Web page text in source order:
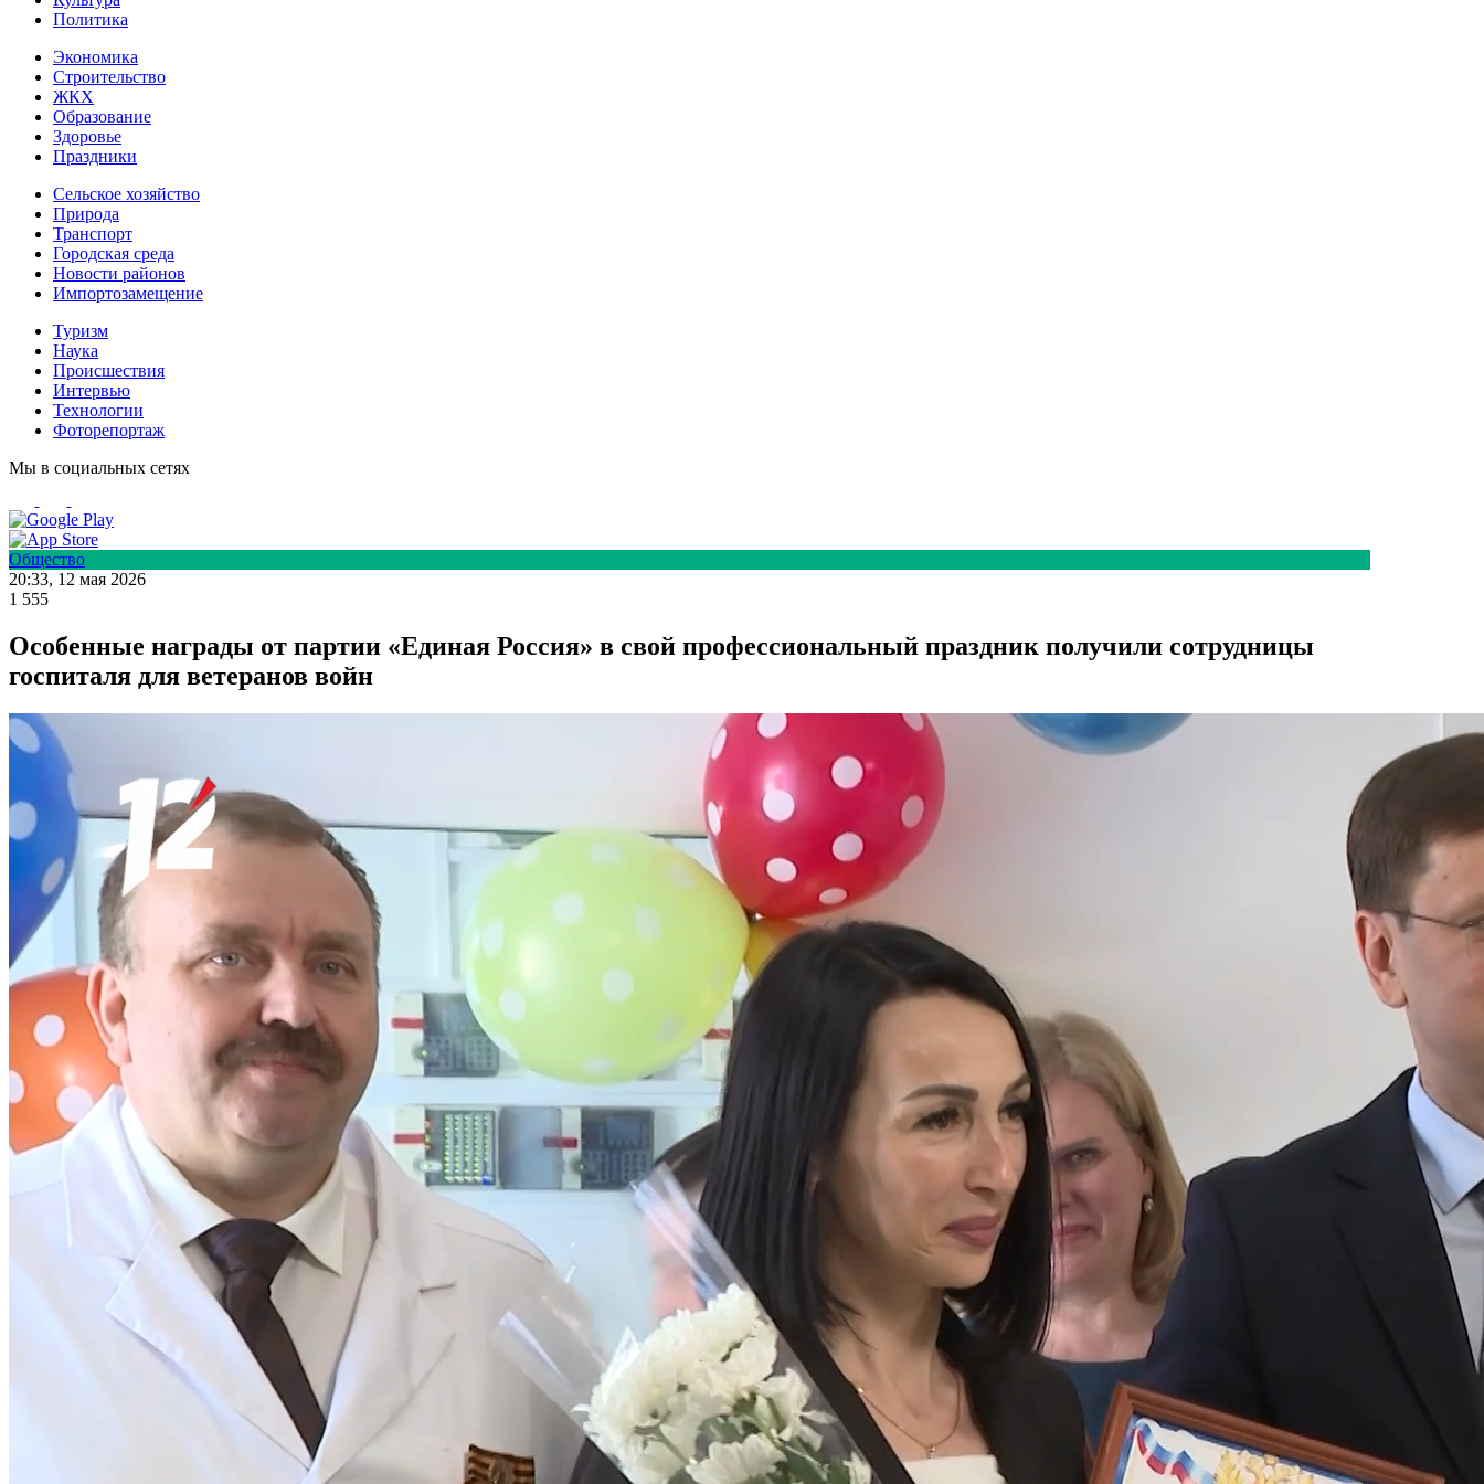
Политика
Экономика
Строительство
ЖКХ
Образование
Здоровье
Праздники
Сельское хозяйство
Природа
Транспорт
Городская среда
Новости районов
Импортозамещение
Туризм
Наука
Происшествия
Интервью
Технологии
Фоторепортаж
Мы в социальных сетях
Общество
20:33, 12 мая 2026
1 555
Особенные награды от партии «Единая Россия» в свой профессиональный праздник получили сотрудницы
госпиталя для ветеранов войн